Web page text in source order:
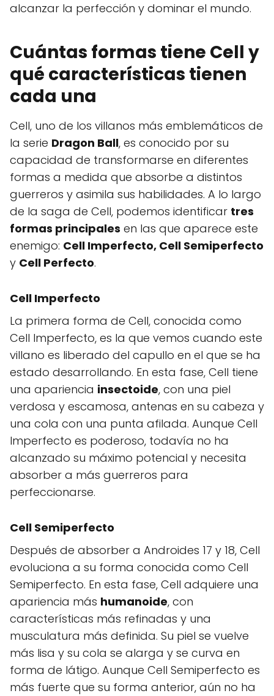
alcanzar la perfección y dominar el mundo.
Cuántas formas tiene Cell y
qué características tienen
cada una
Cell, uno de los villanos más emblemáticos de
la serie Dragon Ball, es conocido por su
capacidad de transformarse en diferentes
formas a medida que absorbe a distintos
guerreros y asimila sus habilidades. A lo largo
de la saga de Cell, podemos identificar tres
formas principales en las que aparece este
enemigo: Cell Imperfecto, Cell Semiperfecto
y Cell Perfecto.
Cell Imperfecto
La primera forma de Cell, conocida como
Cell Imperfecto, es la que vemos cuando este
villano es liberado del capullo en el que se ha
estado desarrollando. En esta fase, Cell tiene
una apariencia insectoide, con una piel
verdosa y escamosa, antenas en su cabeza y
una cola con una punta afilada. Aunque Cell
Imperfecto es poderoso, todavía no ha
alcanzado su máximo potencial y necesita
absorber a más guerreros para
perfeccionarse.
Cell Semiperfecto
Después de absorber a Androides 17 y 18, Cell
evoluciona a su forma conocida como Cell
Semiperfecto. En esta fase, Cell adquiere una
apariencia más humanoide, con
características más refinadas y una
musculatura más definida. Su piel se vuelve
más lisa y su cola se alarga y se curva en
forma de látigo. Aunque Cell Semiperfecto es
más fuerte que su forma anterior, aún no ha